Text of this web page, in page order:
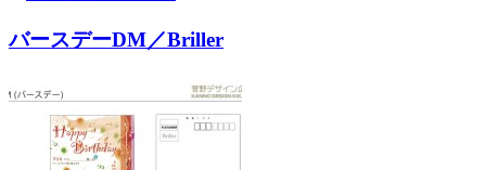
バースデーDM／Briller